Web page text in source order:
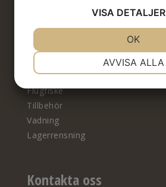
Produkter
Flugbindning
Flugfiske
Tillbehör
Vadning
Lagerrensning
Kontakta oss
VISA DETALJER
AVVISA ALLA
OK